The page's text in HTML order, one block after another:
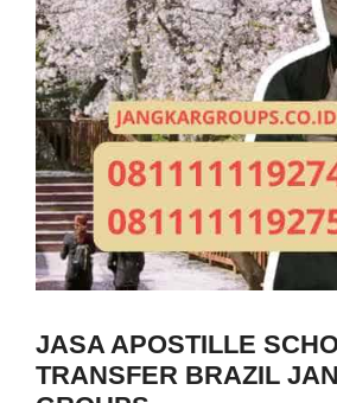
JASA APOSTILLE
TRANSFER BRAZIL